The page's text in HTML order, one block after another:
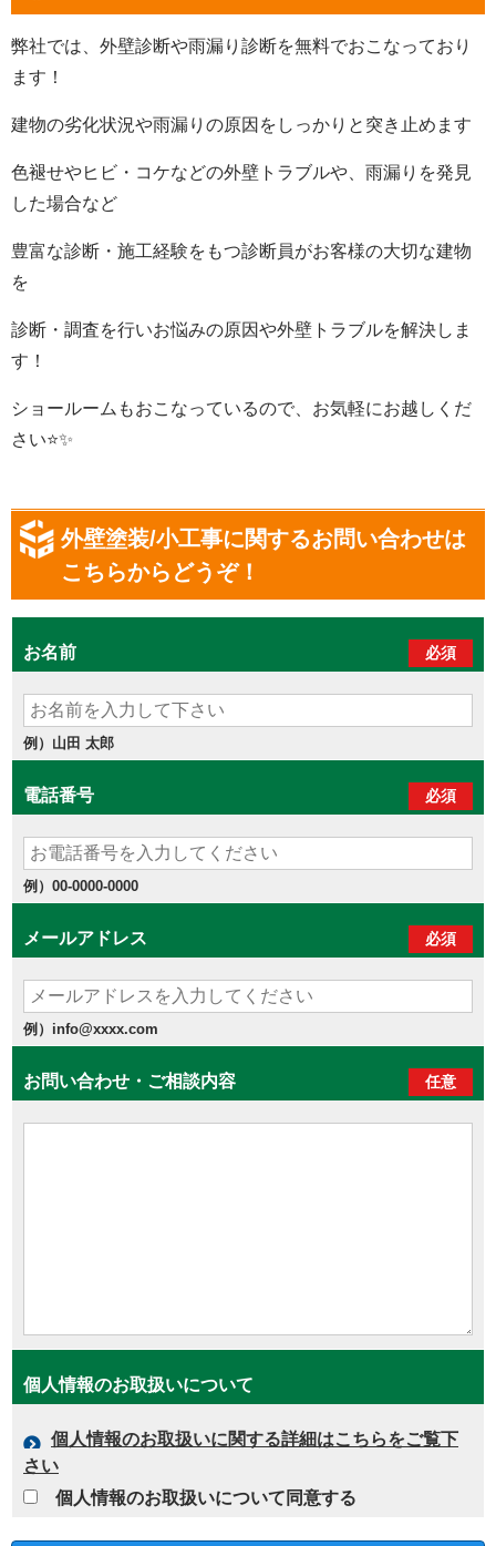
弊社では、 外壁診断や雨漏り診断を無料でおこなっており
ます！
建物の劣化状況や雨漏りの原因をしっかりと突き止めます
色褪せやヒビ・コケなどの外壁トラブルや、雨漏りを発見
した場合など
豊富な診断・施工経験をもつ診断員がお客様の大切な建物
を
診断・調査を行いお悩みの原因や外壁トラブルを解決しま
す ！
ショールームもおこなっているので、お気軽にお越しくだ
さい⭐️✨
外壁塗装/小工事に関するお問い合わせは
こちらからどうぞ！
お名前 必須
例）山田 太郎
電話番号 必須
例）00-0000-0000
メールアドレス 必須
例）info@xxxx.com
お問い合わせ・ご相談内容 任意
個人情報のお取扱いについて
個人情報のお取扱いに関する詳細はこちらをご覧下
さい
個人情報のお取扱いについて同意する